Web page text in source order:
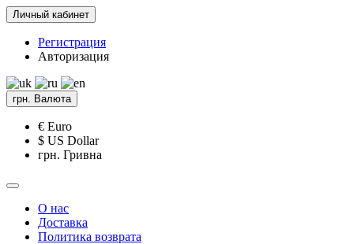
Личный кабинет
Регистрация
Авторизация
грн. Валюта
€ Euro
$ US Dollar
грн. Гривна
О нас
Доставка
Политика возврата